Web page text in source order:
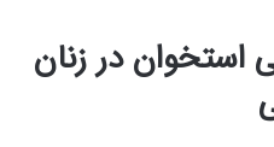
استخوان در زنان